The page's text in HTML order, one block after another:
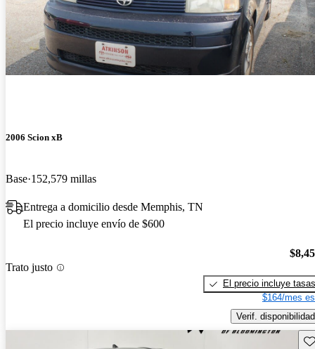
2006 Scion xB
Base 152,579 millas
Entrega a domicilio desde Memphis, TN
El precio incluye envío de $600
Trato justo
El precio incluye tasas
$164/mes
Verif. disponibilidad